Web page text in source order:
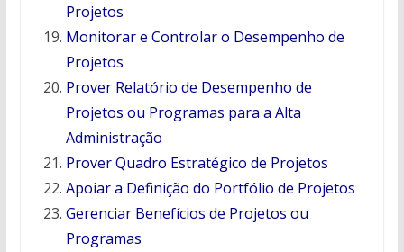
Projetos
Monitorar e Controlar o Desempenho de
Projetos
Prover Relatório de Desempenho de
Projetos ou Programas para a Alta
Administração
Prover Quadro Estratégico de Projetos
Apoiar a Definição do Portfólio de Projetos
Gerenciar Benefícios de Projetos ou
Programas